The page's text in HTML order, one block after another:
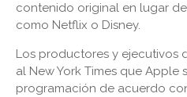
contenido original en lugar
como Netflix o Disney.
Los productores y ejecutivos
al New York Times que Apple
programación de acuerdo